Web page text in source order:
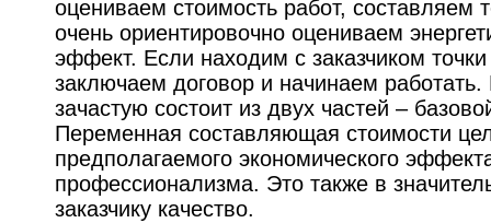
оцениваем стоимость работ, составляем
очень ориентировочно оцениваем
эффект. Если находим с заказчиком
заключаем договор и начинаем
зачастую состоит из двух частей –
Переменная составляющая стоимости
предполагаемого экономического
профессионализма. Это также в
заказчику качество.